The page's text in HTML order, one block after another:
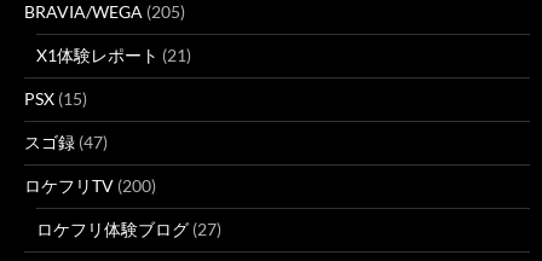
BRAVIA/WEGA (205)
X1体験レポート (21)
PSX (15)
スゴ録 (47)
ロケフリTV (200)
ロケフリ体験ブログ (27)